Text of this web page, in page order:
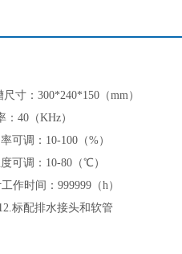
尺寸： 300*240*150（mm）
： 40 （KHz）
可调：10-100（%）
：10-80（℃）
时间：999999（h）
标配排水接头和软管